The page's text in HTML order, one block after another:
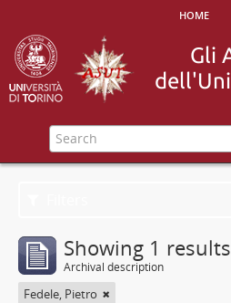
home
Showing 1 results
Archival description
Fedele, Pietro